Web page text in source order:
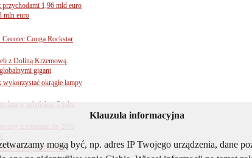
1,96 mld euro
mln euro
Conga Rockstar
z Doliną Krzemową.
gigant
wykorzystać okrągłe lampy
lata w gdyńskiej Pijalni
z rabatami do 20%
dźwignia B-7404
Klauzula informacyjna
mogą być, np. adres IP Twojego urządzenia, dane